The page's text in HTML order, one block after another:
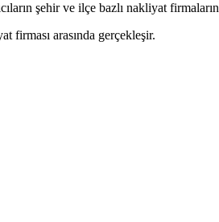
şehir ve ilçe bazlı nakliyat
firması arasında gerçekleşir.